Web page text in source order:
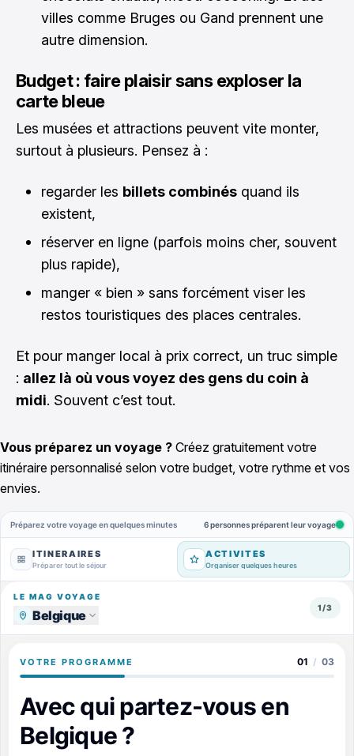
villes comme Bruges ou Gand prennent une
autre dimension.
Budget : faire plaisir sans exploser la
carte bleue
Les musées et attractions peuvent vite monter,
surtout à plusieurs. Pensez à :
regarder les billets combinés quand ils
existent,
réserver en ligne (parfois moins cher, souvent
plus rapide),
manger « bien » sans forcément viser les
restos touristiques des places centrales.
Et pour manger local à prix correct, un truc simple
: allez là où vous voyez des gens du coin à
midi. Souvent c’est tout.
Vous préparez un voyage ? Créez gratuitement votre
itinéraire personnalisé selon votre budget, votre rythme et vos
envies.